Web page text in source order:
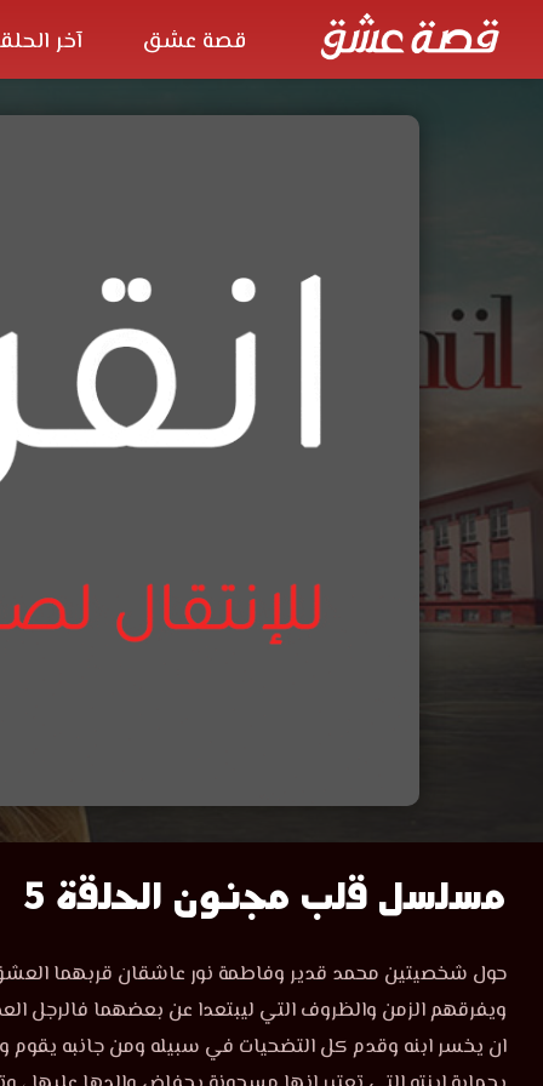
قصة عشق آخر
مسلسل
قلب
مجنون
مسلسل قلب مجنون الحلقة 5
مشاهدة
مسلسل
قلب
مجنون
الحلقة
حول شخصيتين محمد قدير وفاطمة نور عاشقان قربهما
ويفرقهم الزمن والظروف التي ليبتعدا عن بعضهما فالرجل
ان يخسر ابنه وقدم كل التضحيات في سبيله ومن جانبه يقوم